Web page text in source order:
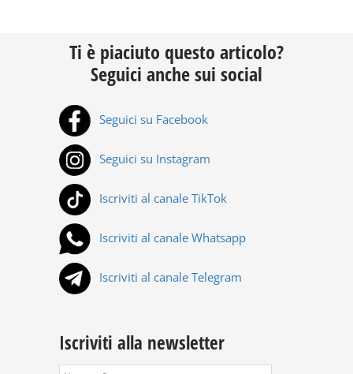
Ti è piaciuto questo articolo?
Seguici anche sui social
Seguici su Facebook
Seguici su Instagram
Iscriviti al canale TikTok
Iscriviti al canale Whatsapp
Iscriviti al canale Telegram
Iscriviti alla newsletter